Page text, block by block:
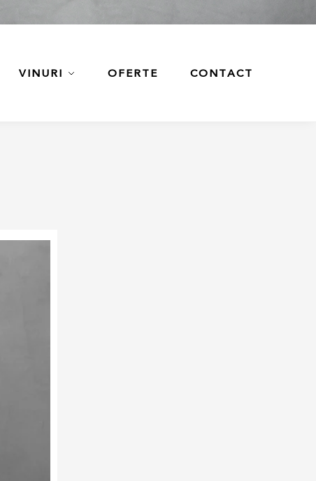
VINURI OFERTE CONTACT